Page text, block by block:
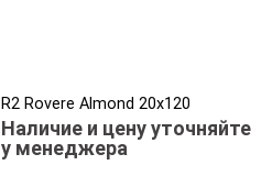
R2 Rovere Almond 20x120
Наличие и цену уточняйте
у менеджера